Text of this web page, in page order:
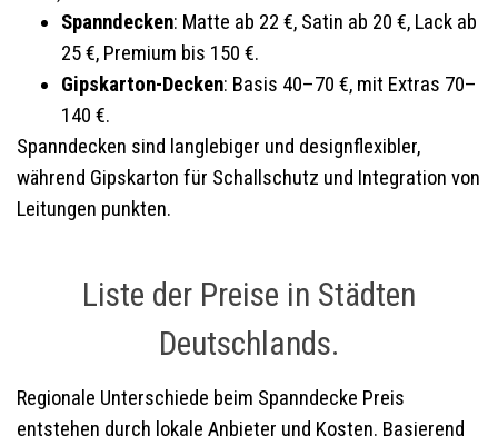
Spanndecken: Matte ab 22 €, Satin ab 20 €, Lack ab
25 €, Premium bis 150 €.
Gipskarton-Decken: Basis 40–70 €, mit Extras 70–
140 €.
Spanndecken sind langlebiger und designflexibler,
während Gipskarton für Schallschutz und Integration von
Leitungen punkten.
Liste der Preise in Städten
Deutschlands.
Regionale Unterschiede beim Spanndecke Preis
entstehen durch lokale Anbieter und Kosten. Basierend